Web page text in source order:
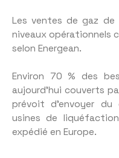
Les ventes de gaz de
niveaux opérationnels
selon Energean.
Environ 70 % des
aujourd’hui couverts
prévoit d’envoyer
usines de
expédié en Europe.